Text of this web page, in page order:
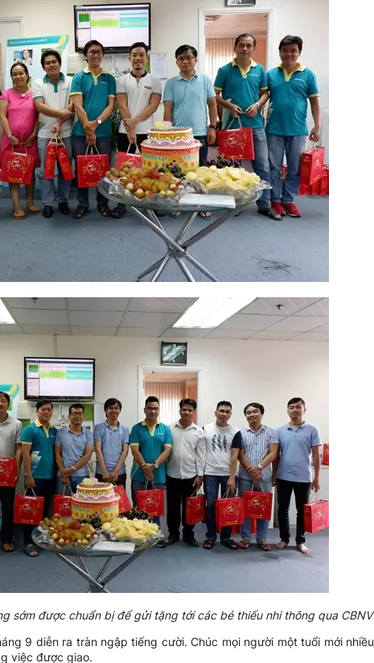
sớm được chuẩn bị để gửi tặng tới các bé thiếu nhi thông qua CBNV
9 diễn ra tràn ngập tiếng cười. Chúc mọi người một tuổi mới
việc được giao.